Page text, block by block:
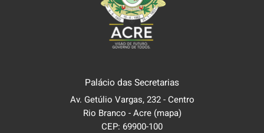
Palácio das Secretarias
Av. Getúlio Vargas, 232 - Centro
Rio Branco - Acre (mapa)
CEP: 69900-100